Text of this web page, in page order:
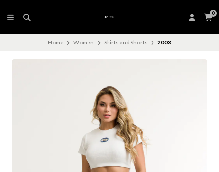
0
Home Women Skirts and Shorts 2003